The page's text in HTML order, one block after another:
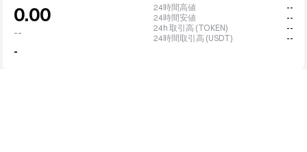
0.00
--
-
24時間高値
--
24時間安値
--
24h 取引高 (TOKEN)
--
24時間取引高 (USDT)
--